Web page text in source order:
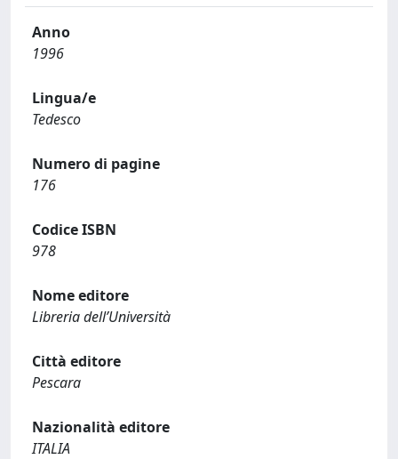
Anno
1996
Lingua/e
Tedesco
Numero di pagine
176
Codice ISBN
978
Nome editore
Libreria dell’Università
Città editore
Pescara
Nazionalità editore
ITALIA